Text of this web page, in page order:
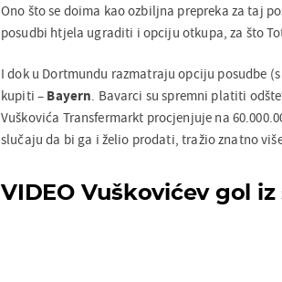
Ono što se doima kao ozbiljna prepreka za taj
posudbi htjela ugraditi i opciju otkupa, za što
I dok u Dortmundu razmatraju opciju posudbe
kupiti – Bayern. Bavarci su spremni platiti
Vuškovića Transfermarkt procjenjuje na
slučaju da bi ga i želio prodati, tražio znatno
VIDEO Vuškovićev gol